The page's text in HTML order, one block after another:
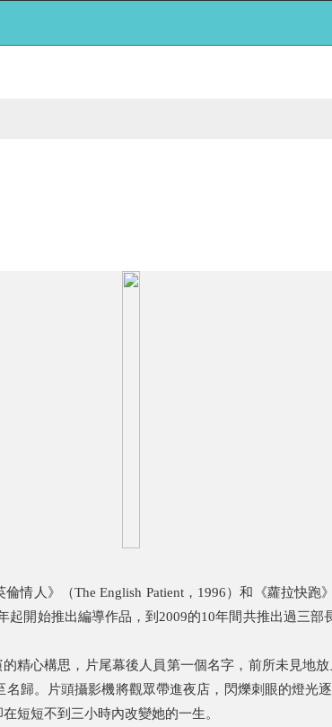
情人》（The English Patient，1996）和《蘿拉快
開始推出編導作品，到2009的10年間共推出過三
精心構思，片尾幕後人員第一個名字，前所未見地
歸。片頭攝影機將觀眾帶進夜店，閃爍刺眼的燈
短短不到三小時內改變她的一生。